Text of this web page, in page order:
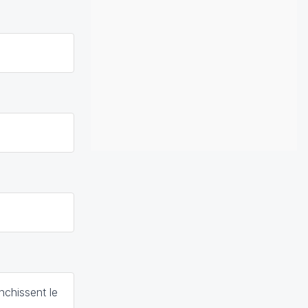
le